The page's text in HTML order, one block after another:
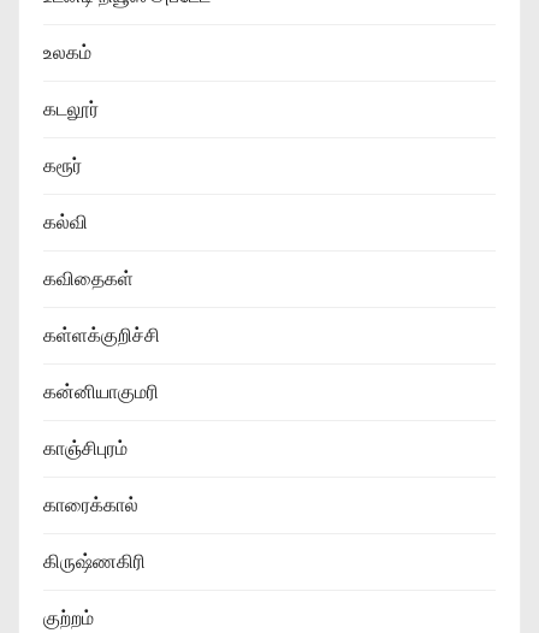
உலகம்
கடலூர்
கரூர்
கல்வி
கவிதைகள்
கள்ளக்குறிச்சி
கன்னியாகுமரி
காஞ்சிபுரம்
காரைக்கால்
கிருஷ்ணகிரி
குற்றம்